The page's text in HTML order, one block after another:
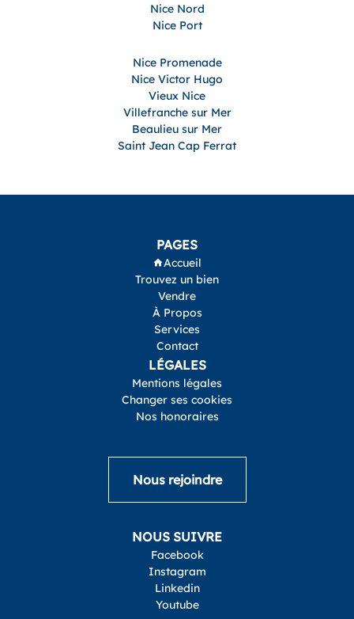
Nice Nord
Nice Port
Nice Promenade
Nice Victor Hugo
Vieux Nice
Villefranche sur Mer
Beaulieu sur Mer
Saint Jean Cap Ferrat
PAGES
Accueil
Trouvez un bien
Vendre
À Propos
Services
Contact
LÉGALES
Mentions légales
Changer ses cookies
Nos honoraires
Nous rejoindre
NOUS SUIVRE
Facebook
Instagram
Linkedin
Youtube